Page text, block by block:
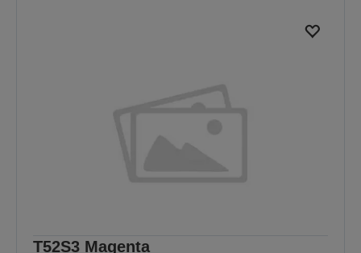
T52S3 Magenta